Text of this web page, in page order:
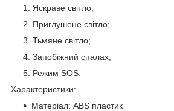
Яскраве світло;
Приглушене світло;
Тьмяне світло;
Запобіжний спалах;
Режим SOS.
Характеристики:
Матеріал: ABS пластик